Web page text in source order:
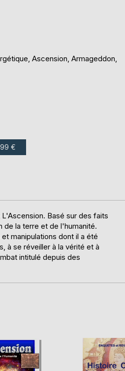
Ascension, Armageddon,
€
Basé sur des faits
de la terre et de l'humanité.
manipulations dont il a été
à se réveiller à la vérité et à
intitulé depuis des